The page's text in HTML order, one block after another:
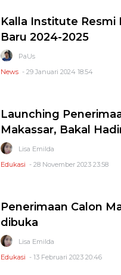
Kalla Institute Resmi
Baru 2024-2025
PaUs
News - 29 Januari 2024 18:54
Launching
Makassar, Bakal
Lisa Emilda
Edukasi - 28 November 2023 23:58
Penerimaan Calon
dibuka
Lisa Emilda
Edukasi - 13 Februari 2023 20:46